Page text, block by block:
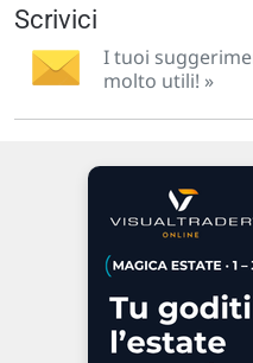
Scrivici
I tuoi
molto utili! »
Via
P.IVA